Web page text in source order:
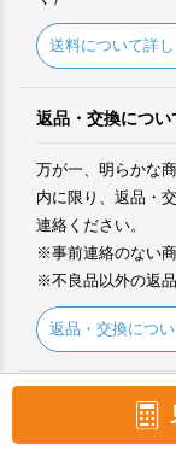
送料について詳
返品・交換につい
万が一、明らかな
内に限り、返品・
連絡ください。
※事前連絡のない
※不良品以外の返
返品・交換につ
サンプルについて